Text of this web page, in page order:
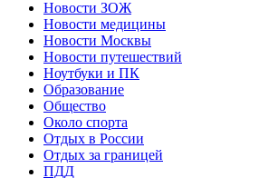
Новости ЗОЖ
Новости медицины
Новости Москвы
Новости путешествий
Ноутбуки и ПК
Образование
Общество
Около спорта
Отдых в России
Отдых за границей
ПДД